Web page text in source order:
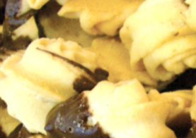
Todas Vídeo Receitas